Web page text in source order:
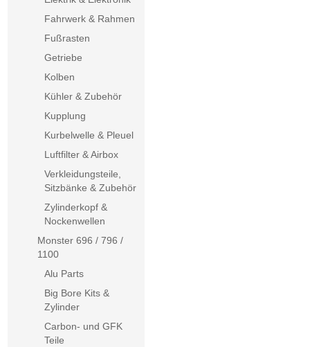
Fahrwerk & Rahmen
Fußrasten
Getriebe
Kolben
Kühler & Zubehör
Kupplung
Kurbelwelle & Pleuel
Luftfilter & Airbox
Verkleidungsteile,
Sitzbänke & Zubehör
Zylinderkopf &
Nockenwellen
Monster 696 / 796 /
1100
Alu Parts
Big Bore Kits &
Zylinder
Carbon- und GFK
Teile